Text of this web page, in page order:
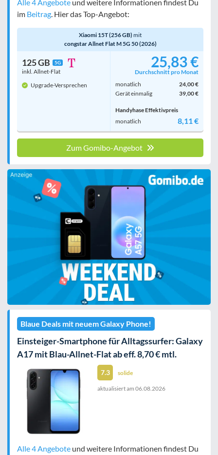
Alle 4 Angebote und weitere Informationen findest Du
im Beitrag . Hier das Top-Angebot:
Xiaomi 15T (256 GB) mit
congstar Allnet Flat M 5G 50 (2026)
125 GB 5G
inkl. Allnet-Flat
Upgrade-Versprechen
25,83 €
Durchschnitt pro Monat
monatlich
24,00 €
Gerät einmalig
39,00 €
Handyhase Effektivpreis
monatlich
8,11 €
Zum Gomibo-Angebot
Blaue Deals mit neuem Galaxy Phone!
Einsteiger-Smartphone für Alltagssurfer: Galaxy
A17 mit Blau-Allnet-Flat ab eff. 8,70 € mtl.
7.3 solide
aktualisiert am 06.08.2026
Alle 4 Angebote und weitere Informationen findest Du